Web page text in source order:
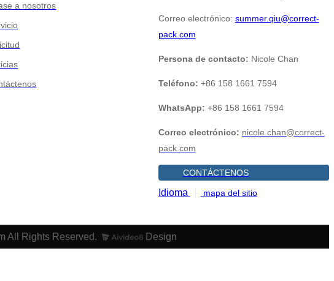
a nosotros
Correo electrónico: summer.qiu@correct-
pack.com
Persona de contacto: Nicole Chan
Teléfono: +86 158 1661 7594
WhatsApp: +86 158 1661 7594
Correo electrónico: nicole.chan@correct-
pack.com
CONTÁCTENOS
Idioma mapa del sitio
All Rights Reserved.
Design